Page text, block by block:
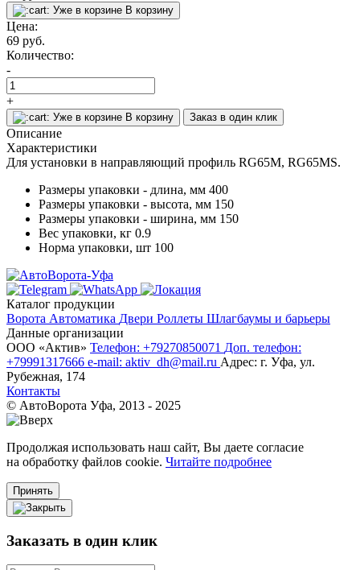
Уже в корзине В корзину
Цена:
69 руб.
Количество:
-
+
Уже в корзине В корзину Заказ в один клик
Описание
Характеристики
Для установки в направляющий профиль RG65M, RG65MS.
Размеры упаковки - длина, мм 400
Размеры упаковки - высота, мм 150
Размеры упаковки - ширина, мм 150
Вес упаковки, кг 0.9
Норма упаковки, шт 100
Каталог продукции
Ворота Автоматика Двери Роллеты Шлагбаумы и барьеры
Данные организации
ООО «‎Актив»‎ Телефон: +79270850071 Доп. телефон:
+79991317666 e-mail: aktiv_dh@mail.ru Адрес: г. Уфа, ул.
Рубежная, 174
Контакты
© АвтоВорота Уфа, 2013 - 2025
Продолжая использовать наш сайт, Вы даете согласие
на обработку файлов cookie. Читайте подробнее
Принять
Заказать в один клик